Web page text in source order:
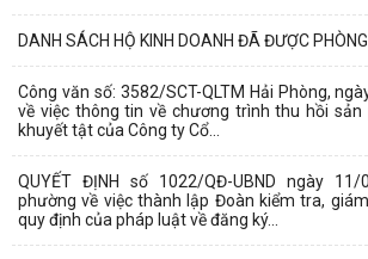
DANH SÁCH HỘ KINH DOANH ĐÃ ĐƯỢC
Công văn số: 3582/SCT-QLTM Hải Phòng,
về việc thông tin về chương trình thu hồi sản
khuyết tật của Công ty Cổ...
QUYẾT ĐỊNH số 1022/QĐ-UBND ngày 11/
phường về việc thành lập Đoàn kiểm tra,
quy định của pháp luật về đăng ký...